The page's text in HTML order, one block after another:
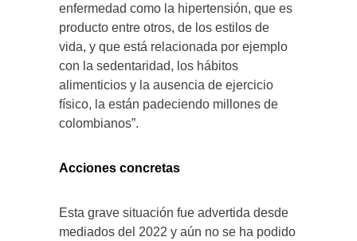
enfermedad como la hipertensión, que es
producto entre otros, de los estilos de
vida, y que está relacionada por ejemplo
con la sedentaridad, los hábitos
alimenticios y la ausencia de ejercicio
físico, la están padeciendo millones de
colombianos”.
Acciones concretas
Esta grave situación fue advertida desde
mediados del 2022 y aún no se ha podido